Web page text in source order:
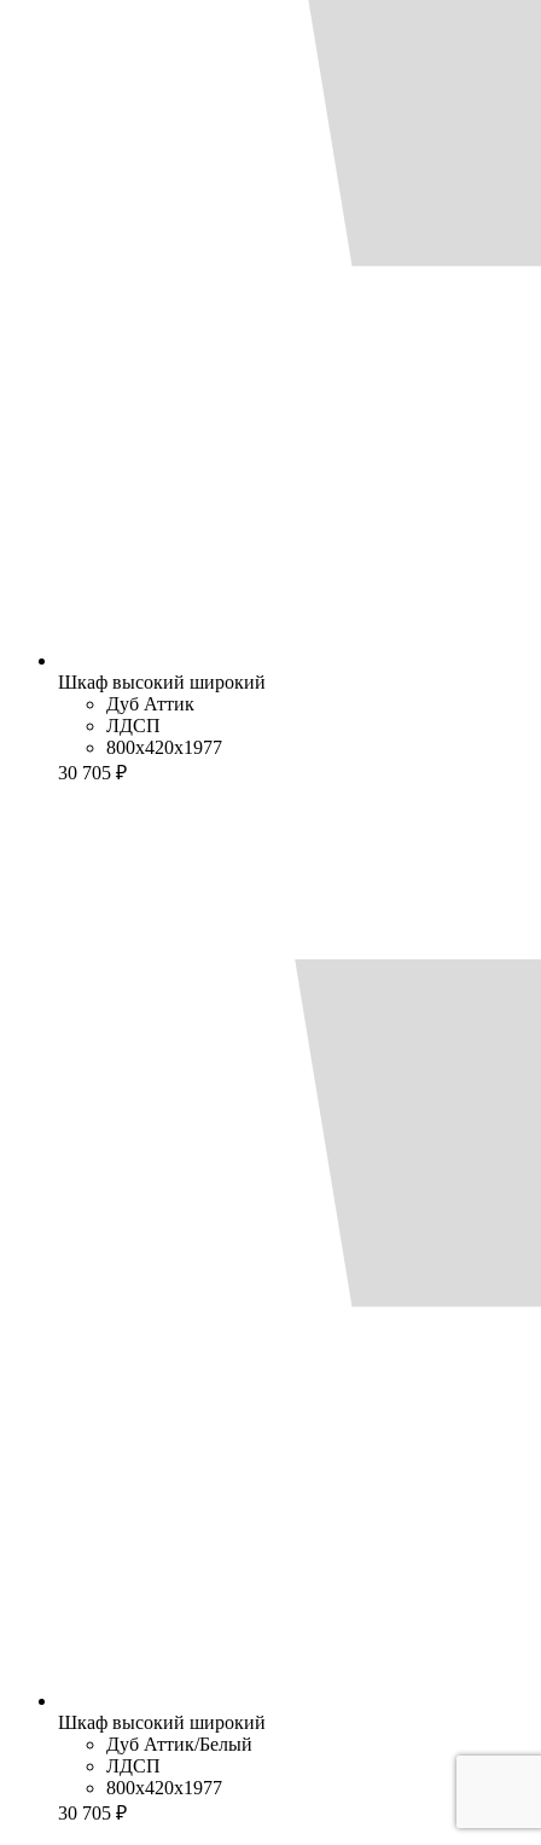
Шкаф высокий широкий
Дуб Аттик
ЛДСП
800x420x1977
30 705 ₽
Шкаф высокий широкий
Дуб Аттик/Белый
ЛДСП
800x420x1977
30 705 ₽